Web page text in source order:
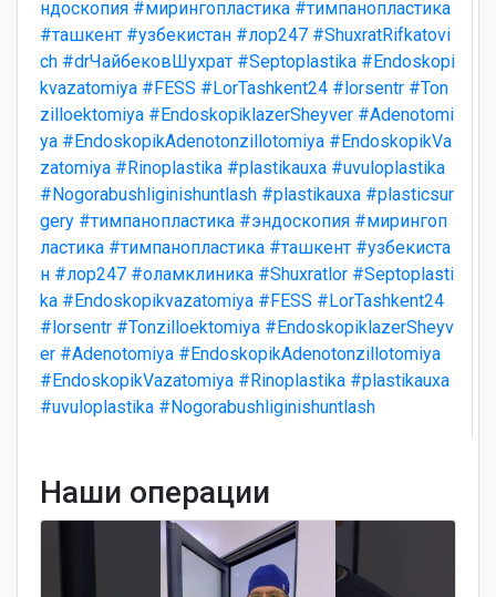
ндоскопия #мирингопластика #тимпанопластика
#ташкент #узбекистан #лор247 #ShuxratRifkatovi
ch #drЧайбековШухрат #Septoplastika #Endoskopi
kvazatomiya #FESS #LorTashkent24 #lorsentr #Ton
zilloektomiya #EndoskopiklazerSheyver #Adenotomi
ya #EndoskopikAdenotonzillotomiya #EndoskopikVa
zatomiya #Rinoplastika #plastikauxa #uvuloplastika
#Nogorabushliginishuntlash #plastikauxa #plasticsur
gery #тимпанопластика #эндоскопия #мирингоп
ластика #тимпанопластика #ташкент #узбекиста
н #лор247 #оламклиника #Shuxratlor #Septoplasti
ka #Endoskopikvazatomiya #FESS #LorTashkent24
#lorsentr #Tonzilloektomiya #EndoskopiklazerSheyv
er #Adenotomiya #EndoskopikAdenotonzillotomiya
#EndoskopikVazatomiya #Rinoplastika #plastikauxa
#uvuloplastika #Nogorabushliginishuntlash
Наши операции